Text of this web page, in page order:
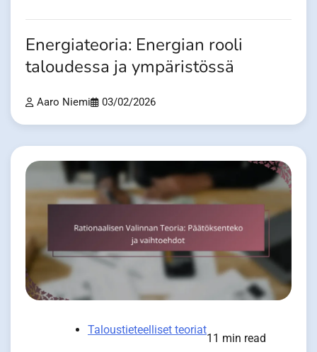
Energiateoria: Energian rooli
taloudessa ja ympäristössä
Aaro Niemi 03/02/2026
Taloustieteelliset teoriat
11 min read